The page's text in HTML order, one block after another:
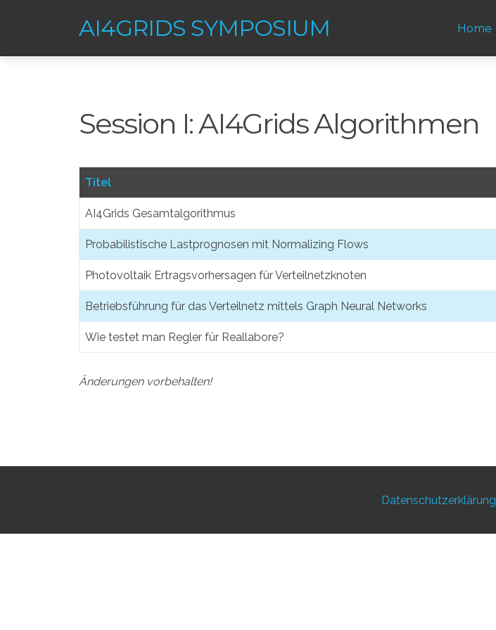
AI4GRIDS SYMPOSIUM Home
Session I: AI4Grids Algorithmen
Titel
AI4Grids Gesamtalgorithmus
Probabilistische Lastprognosen mit Normalizing Flows
Photovoltaik Ertragsvorhersagen für Verteilnetzknoten
Betriebsführung für das Verteilnetz mittels Graph Neural Networks
Wie testet man Regler für Reallabore?
Änderungen vorbehalten!
Datenschutzerklärung